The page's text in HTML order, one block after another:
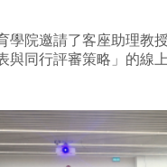
學院邀請了客座助理教
與同行評審策略」的線上